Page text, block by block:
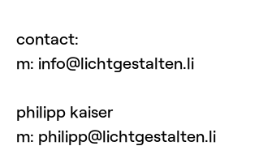
contact:
m: info@lichtgestalten.li
philipp kaiser
m: philipp@lichtgestalten.li